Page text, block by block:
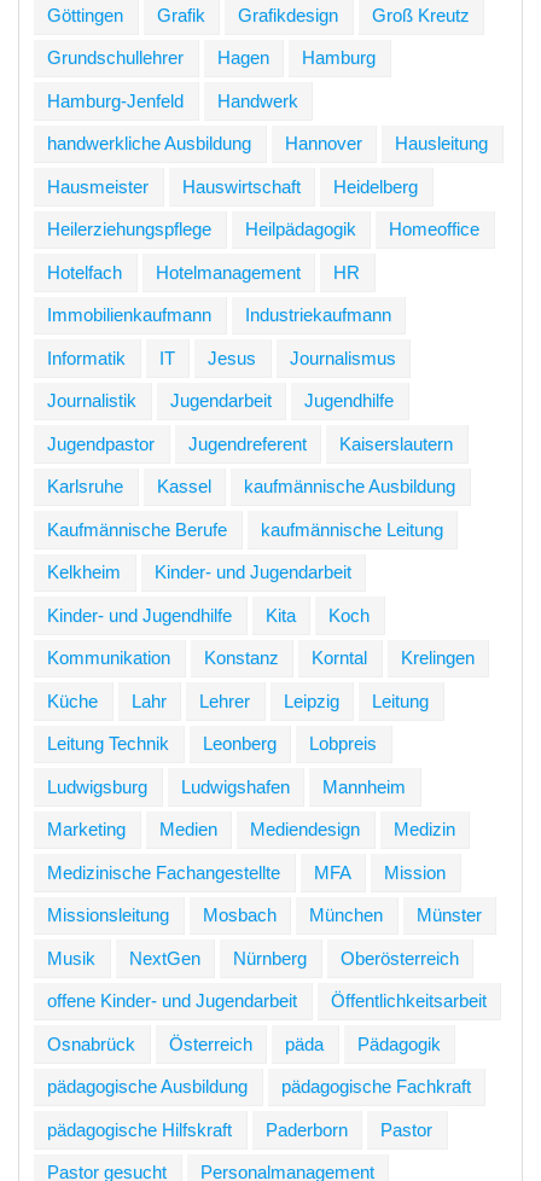
Göttingen Grafik Grafikdesign Groß Kreutz
Grundschullehrer Hagen Hamburg
Hamburg-Jenfeld Handwerk
handwerkliche Ausbildung Hannover Hausleitung
Hausmeister Hauswirtschaft Heidelberg
Heilerziehungspflege Heilpädagogik Homeoffice
Hotelfach Hotelmanagement HR
Immobilienkaufmann Industriekaufmann
Informatik IT Jesus Journalismus
Journalistik Jugendarbeit Jugendhilfe
Jugendpastor Jugendreferent Kaiserslautern
Karlsruhe Kassel kaufmännische Ausbildung
Kaufmännische Berufe kaufmännische Leitung
Kelkheim Kinder- und Jugendarbeit
Kinder- und Jugendhilfe Kita Koch
Kommunikation Konstanz Korntal Krelingen
Küche Lahr Lehrer Leipzig Leitung
Leitung Technik Leonberg Lobpreis
Ludwigsburg Ludwigshafen Mannheim
Marketing Medien Mediendesign Medizin
Medizinische Fachangestellte MFA Mission
Missionsleitung Mosbach München Münster
Musik NextGen Nürnberg Oberösterreich
offene Kinder- und Jugendarbeit Öffentlichkeitsarbeit
Osnabrück Österreich päda Pädagogik
pädagogische Ausbildung pädagogische Fachkraft
pädagogische Hilfskraft Paderborn Pastor
Pastor gesucht Personalmanagement